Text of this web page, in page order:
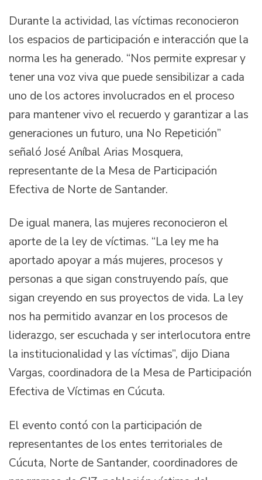
Durante la actividad, las víctimas reconocieron
los espacios de participación e interacción que la
norma les ha generado. “Nos permite expresar y
tener una voz viva que puede sensibilizar a cada
uno de los actores involucrados en el proceso
para mantener vivo el recuerdo y garantizar a las
generaciones un futuro, una No Repetición”
señaló José Aníbal Arias Mosquera,
representante de la Mesa de Participación
Efectiva de Norte de Santander.
De igual manera, las mujeres reconocieron el
aporte de la ley de víctimas. “La ley me ha
aportado apoyar a más mujeres, procesos y
personas a que sigan construyendo país, que
sigan creyendo en sus proyectos de vida. La ley
nos ha permitido avanzar en los procesos de
liderazgo, ser escuchada y ser interlocutora entre
la institucionalidad y las víctimas”, dijo Diana
Vargas, coordinadora de la Mesa de Participación
Efectiva de Víctimas en Cúcuta.
El evento contó con la participación de
representantes de los entes territoriales de
Cúcuta, Norte de Santander, coordinadores de